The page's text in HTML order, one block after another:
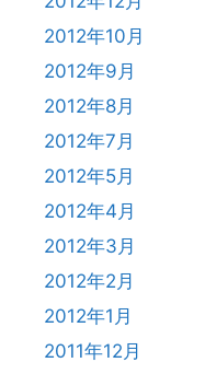
2012年10月
2012年9月
2012年8月
2012年7月
2012年5月
2012年4月
2012年3月
2012年2月
2012年1月
2011年12月